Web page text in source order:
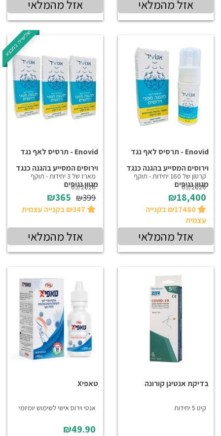
אזל מהמלאי אזל מהמלאי
Enovid - תרסיס לאף נגד
וירוסים המסייע בהגנה כנגד
מגוון נגיפים
קרטון של 160 יחידות - תוקף
05/2026
₪18,400
₪17480 בקנייה
עצמית
אזל מהמלאי
שלישייה במבצע
Enovid - תרסיס לאף נגד
וירוסים המסייע בהגנה כנגד
מגוון נגיפים
מארז של 3 יחידות - תוקף
05/2026
₪365 ₪399
אזל מהמלאי
בדיקת אנטיגן קורונה
קיט 5 יחידות
טאפיX
אנטי וירוס אישי לשימוש יומיומי
₪49.90